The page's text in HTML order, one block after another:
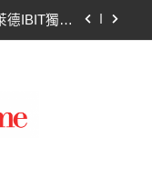
德IBIT獨佔
鍵 期貨槓
率逼近0.65